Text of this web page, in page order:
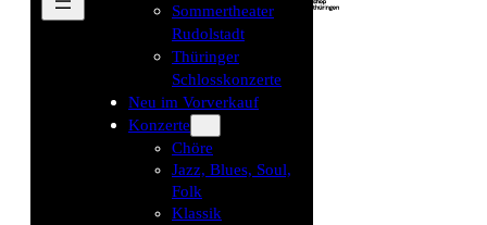
Sommertheater
Rudolstadt
Thüringer
Schlosskonzerte
Neu im Vorverkauf
Konzerte
Chöre
Jazz, Blues, Soul,
Folk
Klassik